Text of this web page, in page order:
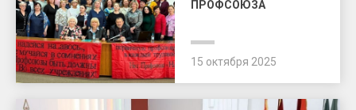
ПРОФСОЮЗА
15 октября 2025